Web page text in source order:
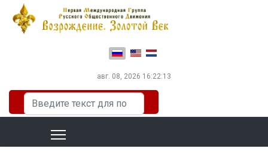
Выберите язык
авг. 08, 2026 16:22:14
Искать...